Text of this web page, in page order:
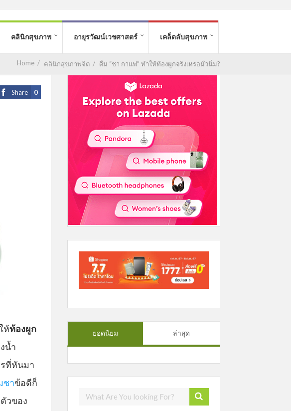
คลินิกสุขภาพ อายุรวัฒน์เวชศาสตร์ เคล็ดลับสุขภาพ
Home / คลินิกสุขภาพจิต / ดื่ม “ชา กาแฟ” ทำให้ท้องผูกจริงเหรอมั่วนิ่ม?
Share 0
ห้ท้องผูก
น้ำ
ที่หันมา
ชาข้อดีก็
วของ
ยอดนิยม ล่าสุด